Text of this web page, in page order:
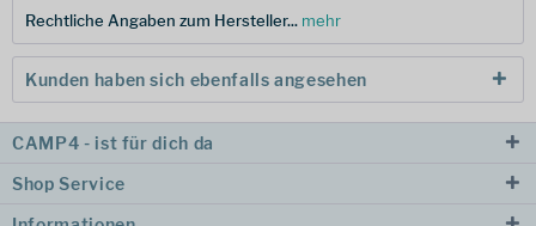
Rechtliche Angaben zum Hersteller... mehr
Kunden haben sich ebenfalls angesehen
CAMP4 - ist für dich da
Shop Service